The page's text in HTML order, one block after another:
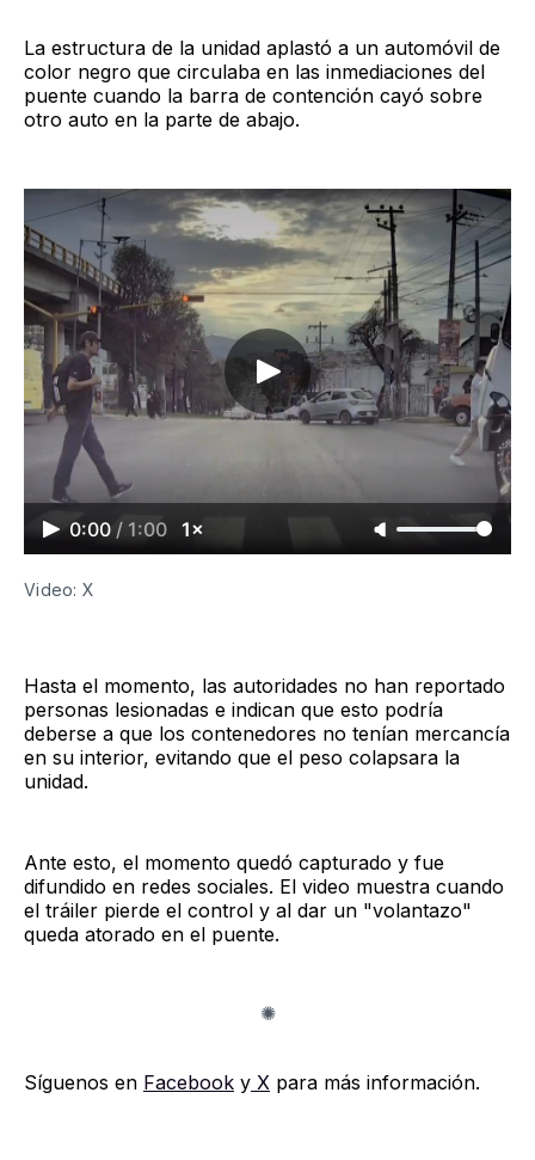
La estructura de la unidad aplastó a un automóvil de
color negro que circulaba en las inmediaciones del
puente cuando la barra de contención cayó sobre
otro auto en la parte de abajo.
0:00 / 1:00 1×
Video: X
Hasta el momento, las autoridades no han reportado
personas lesionadas e indican que esto podría
deberse a que los contenedores no tenían mercancía
en su interior, evitando que el peso colapsara la
unidad.
Ante esto, el momento quedó capturado y fue
difundido en redes sociales. El video muestra cuando
el tráiler pierde el control y al dar un "volantazo"
queda atorado en el puente.
Síguenos en Facebook y X para más información.